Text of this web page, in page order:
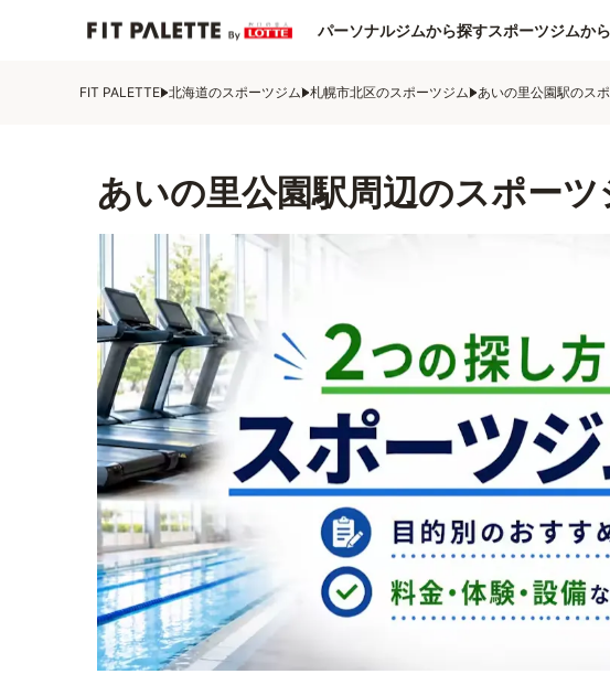
パーソナルジムから探すスポーツジムか
FIT PALETTE 北海道のスポーツジム 札幌市北区のスポーツジム あいの里公園駅のス
あいの里公園駅周辺のスポー